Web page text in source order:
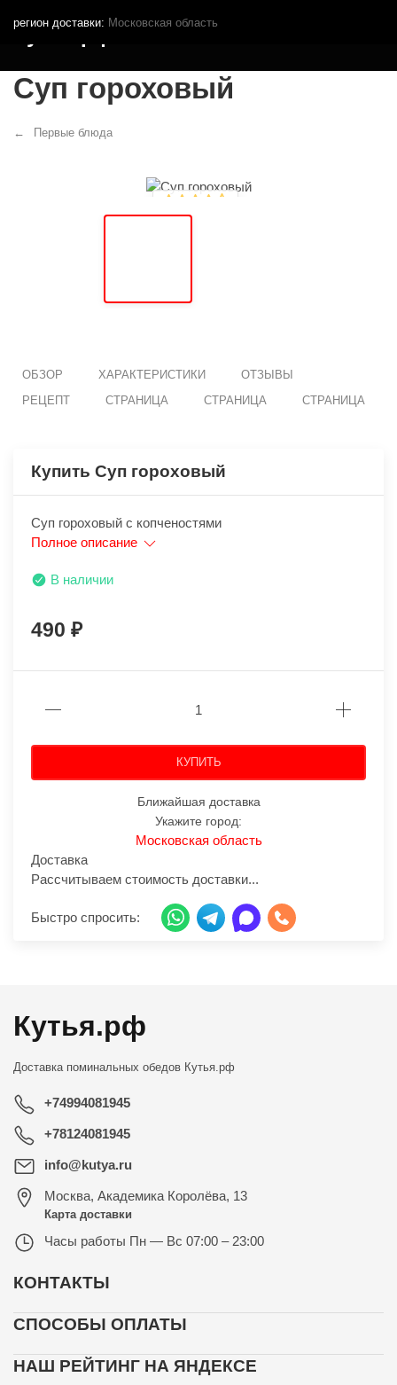
регион доставки: Московская область
Кутья.рф
Суп гороховый
Первые блюда
ОБЗОР ХАРАКТЕРИСТИКИ
ОТЗЫВЫ
РЕЦЕПТ
СТРАНИЦА СТРАНИЦА СТРАНИЦА
Купить Суп гороховый
Суп гороховый с копченостями
Полное описание
В наличии
490
КУПИТЬ
Ближайшая доставка
Укажите город:
Московская область
Доставка
Рассчитываем стоимость доставки...
Быстро спросить:
Кутья.рф
Доставка поминальных обедов Кутья.рф
+74994081945
+78124081945
info@kutya.ru
Москва, Академика Королёва, 13
Карта доставки
Часы работы Пн — Вс 07:00 – 23:00
КОНТАКТЫ
СПОСОБЫ ОПЛАТЫ
НАШ РЕЙТИНГ НА ЯНДЕКСЕ